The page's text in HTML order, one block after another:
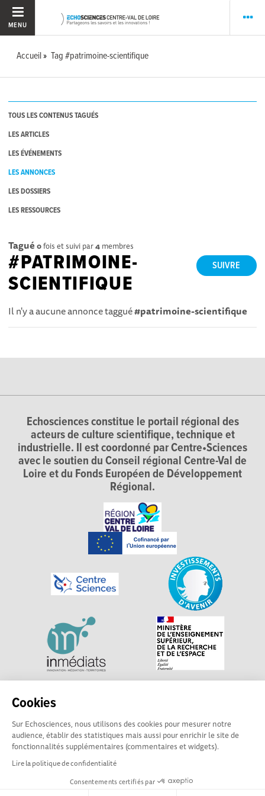
Cookies
Sur Echosciences, nous utilisons des cookies pour mesurer notre
audience, établir des statistiques mais aussi pour enrichir le site de
fonctionnalités supplémentaires (commentaires et widgets).
Lire la politique de confidentialité
Consentements certifiés par
MENU
Accueil Tag #patrimoine-scientifique
TOUS LES CONTENUS TAGUÉS
LES ARTICLES
LES ÉVÉNEMENTS
LES ANNONCES
LES DOSSIERS
LES RESSOURCES
Tagué 0fois et suivi par4 membres
SUIVRE
#PATRIMOINE-
SCIENTIFIQUE
Il n'y a aucune annonce taggué#patrimoine-scientifique
Echosciences constitue le portail régional des
acteurs de culture scientifique, technique et
industrielle. Il est coordonné par Centre•Sciences
avec le soutien du Conseil régional Centre-Val de
Loire et du Fonds Européen de Développement
Régional.
Explorer, s’exprimer, rentrer en contact : Echosciences
sciences et de technologies du territoire. Propulsé par
Centre•Sciences/ Contact : echosciences@centre-
sciences.fr
Mentions légales|Politique de confidentialité